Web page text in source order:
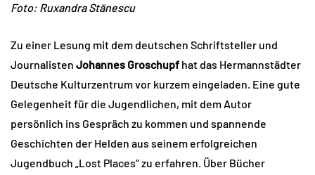
Foto: Ruxandra Stănescu
Zu einer Lesung mit dem deutschen Schriftsteller und
Journalisten Johannes Groschupf hat das Hermannstädter
Deutsche Kulturzentrum vor kurzem eingeladen. Eine gute
Gelegenheit für die Jugendlichen, mit dem Autor
persönlich ins Gespräch zu kommen und spannende
Geschichten der Helden aus seinem erfolgreichen
Jugendbuch „Lost Places“ zu erfahren. Über Bücher